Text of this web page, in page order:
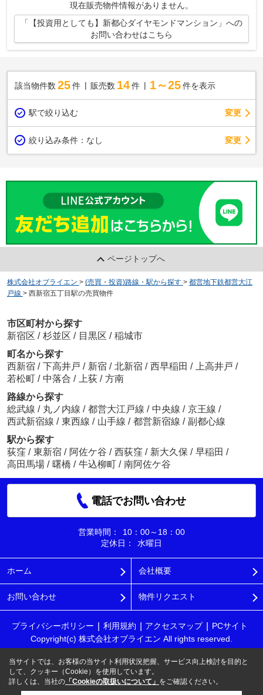
現在販売物件情報がありません。
「【投資用としても】新都心ダイヤモンドマンション」への
お問い合わせはこちら
該当物件数 25件 販売数 14 件 1～25 件を表示
駅で絞り込む 変更
絞り込み条件： なし 変更
ページトップへ
株式会社オブライエン > (売買・投資)路線・駅から探す > 都営地下鉄都営大江
戸線 > 西新宿五丁目駅の売買物件
市区町村から探す
新宿区 / 杉並区 / 目黒区 / 稲城市
町名から探す
西新宿 / 下高井戸 / 新宿 / 北新宿 / 西早稲田 / 上高井戸 /
若松町 / 中落合 / 上荻 / 方南
路線から探す
総武線 / 丸ノ内線 / 都営大江戸線 / 中央線 / 京王線 /
西武新宿線 / 東西線 / 山手線 / 都営新宿線 / 副都心線
駅から探す
荻窪 / 東新宿 / 阿佐ケ谷 / 西荻窪 / 新大久保 / 早稲田 /
高田馬場 / 曙橋 / 牛込柳町 / 南阿佐ケ谷
電話でお問い合わせ
営業時間：
10：00～18：00
定休日：
水曜日
ホーム 会社概要
お問い合わせ 物件リクエスト
プライバシーポリシー 利用規約 アクセスマップ
PCサイト
Copyright(c) 株式会社オブライエン All rights reserved.
当サイトでは、お客様の当サイト利用状況把握、サービス向上検討を目的と
して、クッキー（Cookie）を使用しています。
詳しくは、当社の 「Cookieの取扱いについて」 をご確認ください。